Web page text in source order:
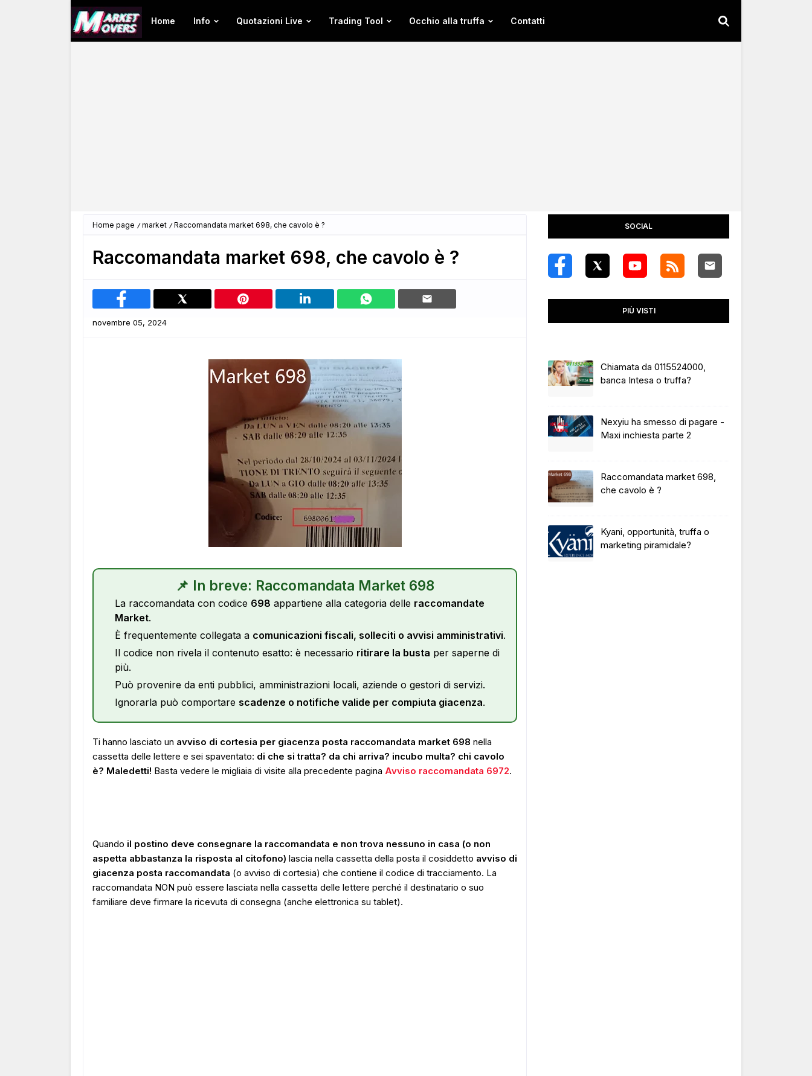
Home Info Quotazioni Live Trading Tool Occhio alla truffa Contatti
Home page market Raccomandata market 698, che cavolo è ?
Raccomandata market 698, che cavolo è ?
novembre 05, 2024
📌 In breve: Raccomandata Market 698
La raccomandata con codice 698 appartiene alla categoria delle raccomandate
Market.
È frequentemente collegata a comunicazioni fiscali, solleciti o avvisi amministrativi.
Il codice non rivela il contenuto esatto: è necessario ritirare la busta per saperne di
più.
Può provenire da enti pubblici, amministrazioni locali, aziende o gestori di servizi.
Ignorarla può comportare scadenze o notifiche valide per compiuta giacenza.
Ti hanno lasciato un avviso di cortesia per giacenza posta raccomandata market 698 nella
cassetta delle lettere e sei spaventato: di che si tratta? da chi arriva? incubo multa? chi cavolo
è? Maledetti! Basta vedere le migliaia di visite alla precedente pagina Avviso raccomandata 6972.
Quando il postino deve consegnare la raccomandata e non trova nessuno in casa (o non
aspetta abbastanza la risposta al citofono) lascia nella cassetta della posta il cosiddetto avviso di
giacenza posta raccomandata (o avviso di cortesia) che contiene il codice di tracciamento. La
raccomandata NON può essere lasciata nella cassetta delle lettere perché il destinatario o suo
familiare deve firmare la ricevuta di consegna (anche elettronica su tablet).
SOCIAL
PIÙ VISTI
Chiamata da 0115524000,
banca Intesa o truffa?
Nexyiu ha smesso di pagare -
Maxi inchiesta parte 2
Raccomandata market 698,
che cavolo è ?
Kyani, opportunità, truffa o
marketing piramidale?